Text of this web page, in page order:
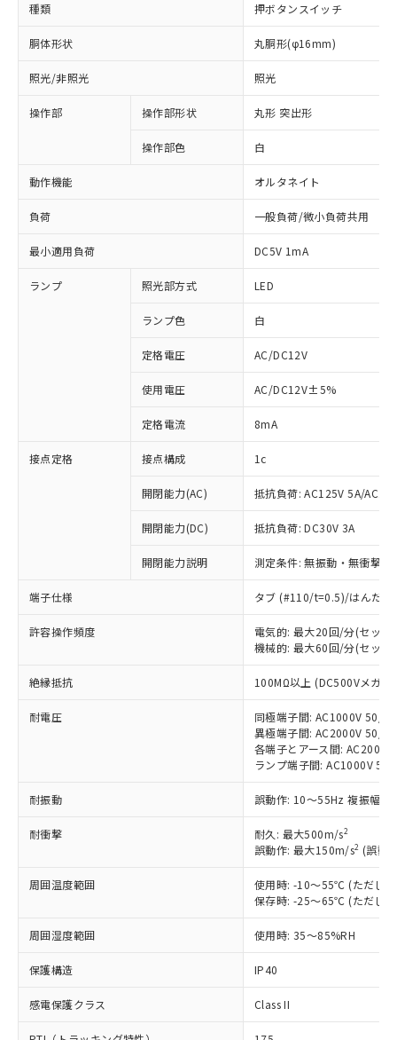
種類 押ボタンスイッチ
胴体形状 丸胴形(φ16mm)
照光/非照光 照光
操作部 操作部形状 丸形 突出形
操作部色 白
動作機能 オルタネイト
負荷 一般負荷/微小負荷共用
最小適用負荷 DC5V 1mA
ランプ 照光部方式 LED
ランプ色 白
定格電圧 AC/DC12V
使用電圧 AC/DC12V±5%
定格電流 8mA
接点定格 接点構成 1c
開閉能力(AC) 抵抗負荷: AC125V 5A/
開閉能力(DC) 抵抗負荷: DC30V 3A
開閉能力説明 測定条件: 無振動・無衝撃
端子仕様 タブ (#110/t=0.5)/はんだづ
許容操作頻度
電気的: 最大20回/分(セット
機械的: 最大60回/分(セット
絶縁抵抗 100MΩ以上 (DC500Vメガ)
耐電圧
同極端子間: AC1000V 50/
異極端子間: AC2000V 50/
各端子とアース間:
ランプ端子間: AC1000V
耐振動 誤動作: 10～55Hz 複振幅
耐衝撃 耐久: 最大500m/s2
誤動作: 最大150m/s2 (誤動
周囲温度範囲
使用時: -10～55℃ (ただし
保存時: -25～65℃ (ただし
周囲湿度範囲 使用時: 35～85%RH
保護構造 IP40
感電保護クラス Class II
以下の条件をお読みいただき、同意のうえ
本サービスは、当社制御機器事業取扱
商品の当社在庫状況および標準価格
(税抜)を提供させていただくもので
当社制御機器事業取扱商品の中には、
本サービスの対象外となる商品もある
在庫状況および標準価格照会結果は、
記載している更新日時点での社内デー
タに基づき作成されるものであり、閲
覧された時点での実際の在庫および標
準価格とは異なる場合があることをご
※1 対応状況
対応済み：EU RoHS指令（10物質）の
非含有に対応した製品が提供可能な商品で
す。
対応予定：EU RoHS指令（10物質）の非含
有に対応した製品に切り替える予定のある
対応予定なし：EU RoHS指令（10物質）の
非含有に非対応の商品で、対応品を出す予
調査・確認中：EU RoHS指令（10物質）の
非含有の対応状況を調査中または確認中の
害物質有無と関係のない商品です。
仕入先様の事情により、非含有部品として
いたものが、含有品と判明した場合などや
むを得ず変更することがあります。
*EU RoHS指令（10物質）：
鉛(Pb) 1000ppm以下、 水銀(Hg) 1000ppm以下、 カド
ミウム(Cd) 100ppm以下、
六価クロム(Cr(Ⅵ)) 1000ppm以下、ポリ臭化ビフェニル
類(PBB) 1000ppm以下、ポリ臭化ジフェニルエーテル類
「○」：最大均質材料含有率が中国RoHSの
基準値以下であることを示します。
「×」：最大均質材料含有率が中国RoHSの
基準値を超えていることを示します。
「－」：未確認です。当社販売部門へお問
*中国RoHS10物質の基準値 (GB/T26572)：
Pb(鉛) :1000ppm、 Hg(水銀) : 1000ppm、 Cd(カドミウ
当社は、これら貴社製品のうち、外国
為替および外国貿易法に定める商品
（以下｢規制貨物等」という）を輸出
または国外への提供する場合は、日本
国政府の輸出許可(または役務取引許
可)を取得するなどの必要な手続きを
とります。
号